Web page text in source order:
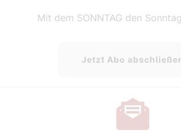
Mit dem SONNTAG den
Jetzt Abo